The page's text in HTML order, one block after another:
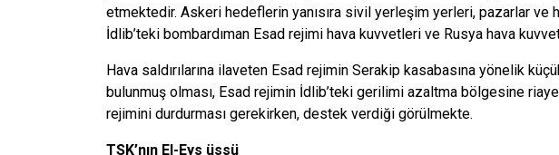
etmektedir. Askeri hedeflerin yanısıra sivil yerleşim yerleri, pazarlar ve
İdlib’teki bombardıman Esad rejimi hava kuvvetleri ve Rusya hava
Hava saldırılarına ilaveten Esad rejimin Serakip kasabasına yönelik
bulunmuş olması, Esad rejimin İdlib’teki gerilimi azaltma bölgesine
rejimini durdurması gerekirken, destek verdiği görülmekte.
TSK’nın El-Eys üssü